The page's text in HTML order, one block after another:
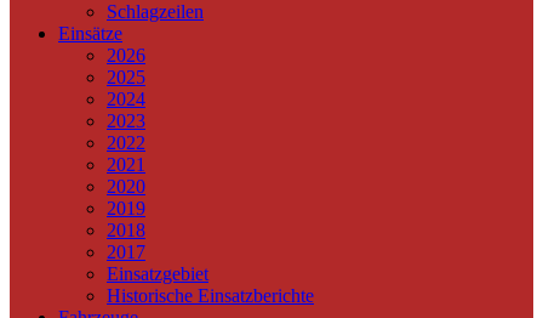
Schlagzeilen
Einsätze
2026
2025
2024
2023
2022
2021
2020
2019
2018
2017
Einsatzgebiet
Historische Einsatzberichte